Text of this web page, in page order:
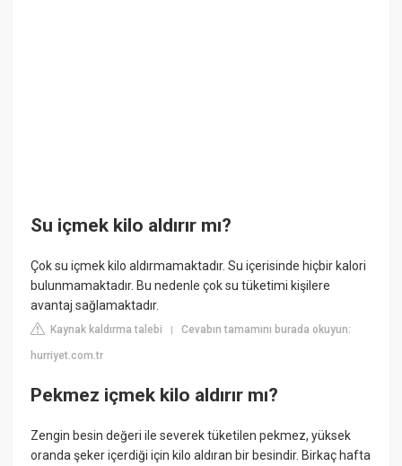
Su içmek kilo aldırır mı?
Çok su içmek kilo aldırmamaktadır. Su içerisinde hiçbir kalori
bulunmamaktadır. Bu nedenle çok su tüketimi kişilere
avantaj sağlamaktadır.
Kaynak kaldırma talebi |Cevabın tamamını burada okuyun:
hurriyet.com.tr
Pekmez içmek kilo aldırır mı?
Zengin besin değeri ile severek tüketilen pekmez, yüksek
oranda şeker içerdiği için kilo aldıran bir besindir. Birkaç hafta